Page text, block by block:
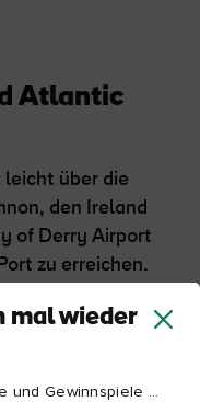
mal wieder
und Gewinnspiele ...
Atlantic
über die
den Ireland
of Derry Airport
zu erreichen.
aus erreichbar.
Way